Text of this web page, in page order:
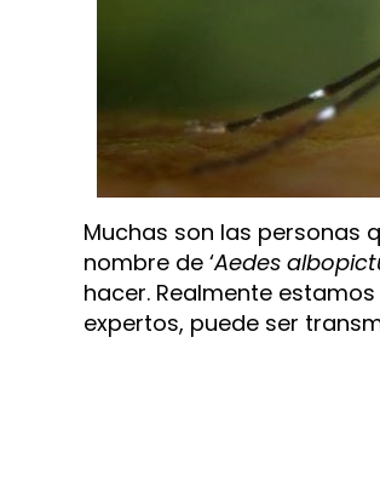
Muchas son las personas
nombre de ‘Aedes
hacer. Realmente
expertos, puede ser